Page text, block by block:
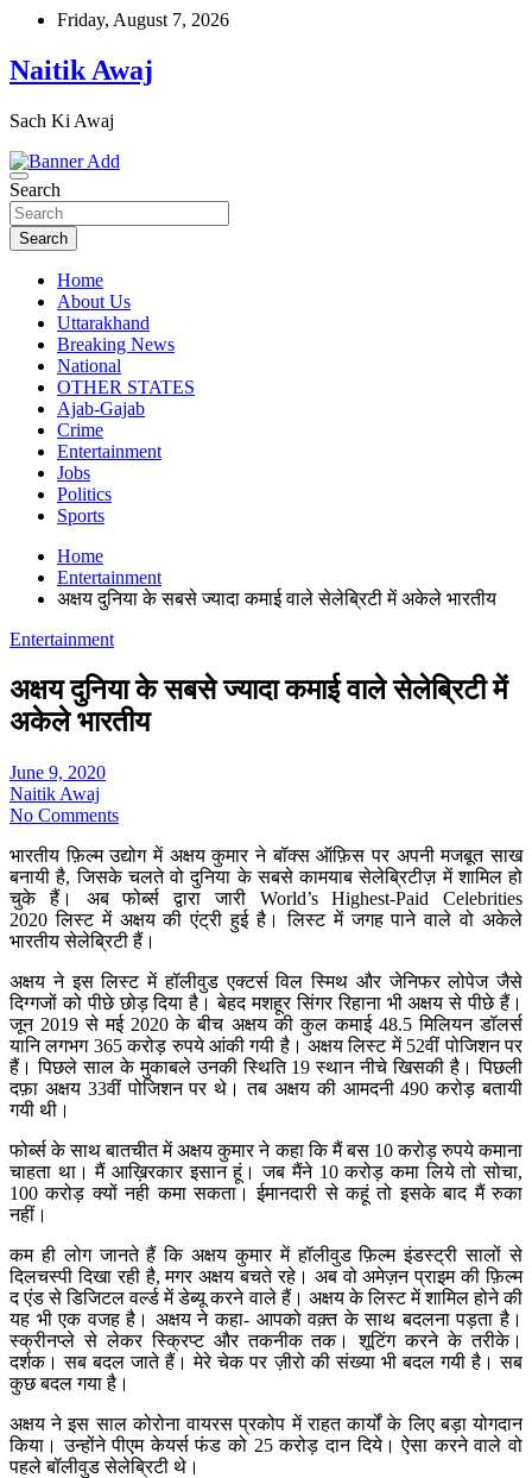
Skip
content
Friday, August 7, 2026
Naitik Awaj
Sach Ki Awaj
Search
Search
Home
About Us
Uttarakhand
Breaking News
National
OTHER STATES
Ajab-Gajab
Crime
Entertainment
Jobs
Politics
Sports
Home
Entertainment
अक्षय दुनिया के सबसे ज्यादा कमाई वाले सेलेब्रिटी में अकेले भारतीय
Entertainment
अक्षय दुनिया के सबसे ज्यादा कमाई वाले सेलेब्रिटी में
अकेले भारतीय
June 9, 2020
Naitik Awaj
No Comments
भारतीय फ़िल्म उद्योग में अक्षय कुमार ने बॉक्स ऑफ़िस पर अपनी मजबूत साख
बनायी है, जिसके चलते वो दुनिया के सबसे कामयाब सेलेब्रिटीज़ में शामिल हो
चुके हैं। अब फोर्ब्स द्वारा जारी World’s Highest-Paid Celebrities
2020 लिस्ट में अक्षय की एंट्री हुई है। लिस्ट में जगह पाने वाले वो अकेले
भारतीय सेलेब्रिटी हैं।
अक्षय ने इस लिस्ट में हॉलीवुड एक्टर्स विल स्मिथ और जेनिफर लोपेज जैसे
दिग्गजों को पीछे छोड़ दिया है। बेहद मशहूर सिंगर रिहाना भी अक्षय से पीछे हैं।
जून 2019 से मई 2020 के बीच अक्षय की कुल कमाई 48.5 मिलियन डॉलर्स
यानि लगभग 365 करोड़ रुपये आंकी गयी है। अक्षय लिस्ट में 52वीं पोजिशन पर
हैं। पिछले साल के मुकाबले उनकी स्थिति 19 स्थान नीचे खिसकी है। पिछली
दफ़ा अक्षय 33वीं पोजिशन पर थे। तब अक्षय की आमदनी 490 करोड़ बतायी
गयी थी।
फोर्ब्स के साथ बातचीत में अक्षय कुमार ने कहा कि मैं बस 10 करोड़ रुपये कमाना
चाहता था। मैं आख़िरकार इसान हूं। जब मैंने 10 करोड़ कमा लिये तो सोचा,
100 करोड़ क्यों नही कमा सकता। ईमानदारी से कहूं तो इसके बाद मैं रुका
नहीं।
कम ही लोग जानते हैं कि अक्षय कुमार में हॉलीवुड फ़िल्म इंडस्ट्री सालों से
दिलचस्पी दिखा रही है, मगर अक्षय बचते रहे। अब वो अमेज़न प्राइम की फ़िल्म
द एंड से डिजिटल वर्ल्ड में डेब्यू करने वाले हैं। अक्षय के लिस्ट में शामिल होने की
यह भी एक वजह है। अक्षय ने कहा- आपको वक़्त के साथ बदलना पड़ता है।
स्क्रीनप्ले से लेकर स्क्रिप्ट और तकनीक तक। शूटिंग करने के तरीके।
दर्शक। सब बदल जाते हैं। मेरे चेक पर ज़ीरो की संख्या भी बदल गयी है। सब
कुछ बदल गया है।
अक्षय ने इस साल कोरोना वायरस प्रकोप में राहत कार्यों के लिए बड़ा योगदान
किया। उन्होंने पीएम केयर्स फंड को 25 करोड़ दान दिये। ऐसा करने वाले वो
पहले बॉलीवुड सेलेब्रिटी थे।